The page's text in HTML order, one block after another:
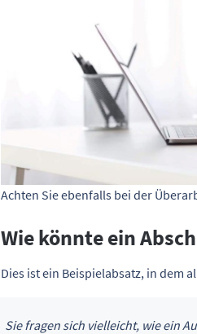
Achten Sie ebenfalls bei der
Wie könnte ein
Dies ist ein Beispielabsatz, in dem
Sie fragen sich vielleicht, wie ein